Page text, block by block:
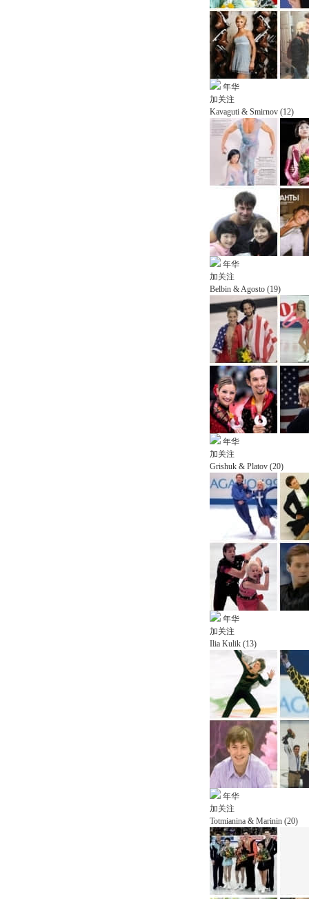
年华
加关注
Kavaguti & Smirnov (12)
年华
加关注
Belbin & Agosto (19)
年华
加关注
Grishuk & Platov (20)
年华
加关注
Ilia Kulik (13)
年华
加关注
Totmianina & Marinin (20)